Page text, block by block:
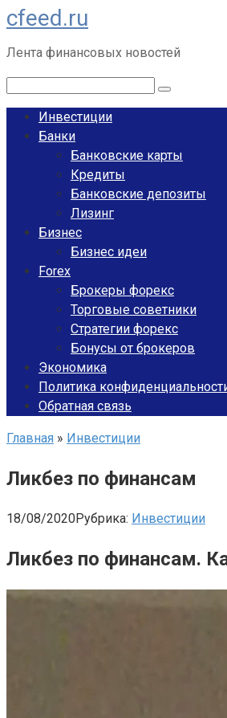
Перейти
к
контенту
cfeed.ru
Лента финансовых новостей
Инвестиции
Банки
Банковские карты
Кредиты
Банковские депозиты
Лизинг
Бизнес
Бизнес идеи
Forex
Брокеры форекс
Торговые советники
Стратегии форекс
Бонусы от брокеров
Экономика
Политика
Обратная связь
Главная » Инвестиции
Ликбез по финансам
18/08/2020Рубрика: Инвестиции
Ликбез по финансам.